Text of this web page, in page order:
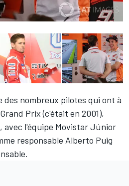
des nombreux pilotes qui ont à
Prix (c'était en 2001),
avec l'équipe Movistar Júnior
responsable Alberto Puig